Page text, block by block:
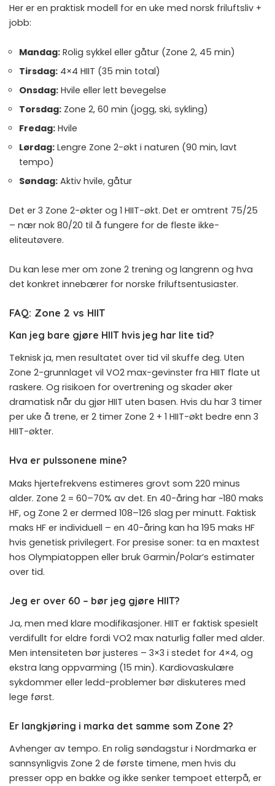
Her er en praktisk modell for en uke med norsk friluftsliv +
jobb:
Mandag: Rolig sykkel eller gåtur (Zone 2, 45 min)
Tirsdag: 4×4 HIIT (35 min total)
Onsdag: Hvile eller lett bevegelse
Torsdag: Zone 2, 60 min (jogg, ski, sykling)
Fredag: Hvile
Lørdag: Lengre Zone 2-økt i naturen (90 min, lavt
tempo)
Søndag: Aktiv hvile, gåtur
Det er 3 Zone 2-økter og 1 HIIT-økt. Det er omtrent 75/25
– nær nok 80/20 til å fungere for de fleste ikke-
eliteutøvere.
Du kan lese mer om zone 2 trening og langrenn og hva
det konkret innebærer for norske friluftsentusiaster.
FAQ: Zone 2 vs HIIT
Kan jeg bare gjøre HIIT hvis jeg har lite tid?
Teknisk ja, men resultatet over tid vil skuffe deg. Uten
Zone 2-grunnlaget vil VO2 max-gevinster fra HIIT flate ut
raskere. Og risikoen for overtrening og skader øker
dramatisk når du gjør HIIT uten basen. Hvis du har 3 timer
per uke å trene, er 2 timer Zone 2 + 1 HIIT-økt bedre enn 3
HIIT-økter.
Hva er pulssonene mine?
Maks hjertefrekvens estimeres grovt som 220 minus
alder. Zone 2 = 60–70% av det. En 40-åring har ~180 maks
HF, og Zone 2 er dermed 108–126 slag per minutt. Faktisk
maks HF er individuell – en 40-åring kan ha 195 maks HF
hvis genetisk privilegert. For presise soner: ta en maxtest
hos Olympiatoppen eller bruk Garmin/Polar’s estimater
over tid.
Jeg er over 60 – bør jeg gjøre HIIT?
Ja, men med klare modifikasjoner. HIIT er faktisk spesielt
verdifullt for eldre fordi VO2 max naturlig faller med alder.
Men intensiteten bør justeres – 3×3 i stedet for 4×4, og
ekstra lang oppvarming (15 min). Kardiovaskulære
sykdommer eller ledd-problemer bør diskuteres med
lege først.
Er langkjøring i marka det samme som Zone 2?
Avhenger av tempo. En rolig søndagstur i Nordmarka er
sannsynligvis Zone 2 de første timene, men hvis du
presser opp en bakke og ikke senker tempoet etterpå, er